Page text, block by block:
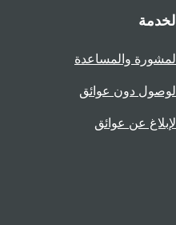
الخدمة
المشورة والمساعدة
الوصول دون عوائق
الإبلاغ عن عوائق